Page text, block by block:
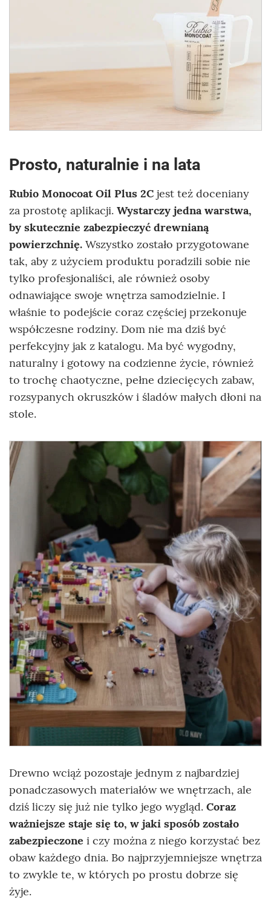
Prosto, naturalnie i na lata
Rubio Monocoat Oil Plus 2C jest też doceniany
za prostotę aplikacji. Wystarczy jedna warstwa,
by skutecznie zabezpieczyć drewnianą
powierzchnię. Wszystko zostało przygotowane
tak, aby z użyciem produktu poradzili sobie nie
tylko profesjonaliści, ale również osoby
odnawiające swoje wnętrza samodzielnie. I
właśnie to podejście coraz częściej przekonuje
współczesne rodziny. Dom nie ma dziś być
perfekcyjny jak z katalogu. Ma być wygodny,
naturalny i gotowy na codzienne życie, również
to trochę chaotyczne, pełne dziecięcych zabaw,
rozsypanych okruszków i śladów małych dłoni na
stole.
Drewno wciąż pozostaje jednym z najbardziej
ponadczasowych materiałów we wnętrzach, ale
dziś liczy się już nie tylko jego wygląd. Coraz
ważniejsze staje się to, w jaki sposób zostało
zabezpieczone i czy można z niego korzystać bez
obaw każdego dnia. Bo najprzyjemniejsze wnętrza
to zwykle te, w których po prostu dobrze się
żyje.